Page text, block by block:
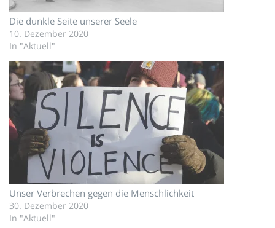
Die dunkle Seite unserer Seele
10. Dezember 2020
In "Aktuell"
Unser Verbrechen gegen die Menschlichkeit
30. Dezember 2020
In "Aktuell"